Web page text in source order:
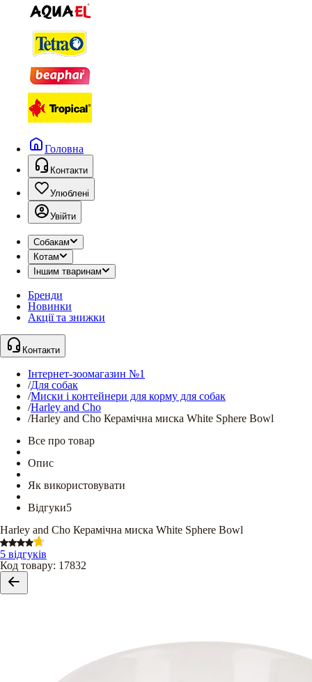
Головна
Контакти
Улюблені
Увійти
Собакам
Котам
Іншим тваринам
Бренди
Новинки
Акції та знижки
Контакти
Інтернет-зоомагазин №1
/Для собак
/Миски і контейнери для корму для собак
/Harley and Cho
/Harley and Cho Керамічна миска White Sphere Bowl
Все про товар
Опис
Як використовувати
Відгуки5
Harley and Cho Керамічна миска White Sphere Bowl
5 відгуків
Код товару: 17832